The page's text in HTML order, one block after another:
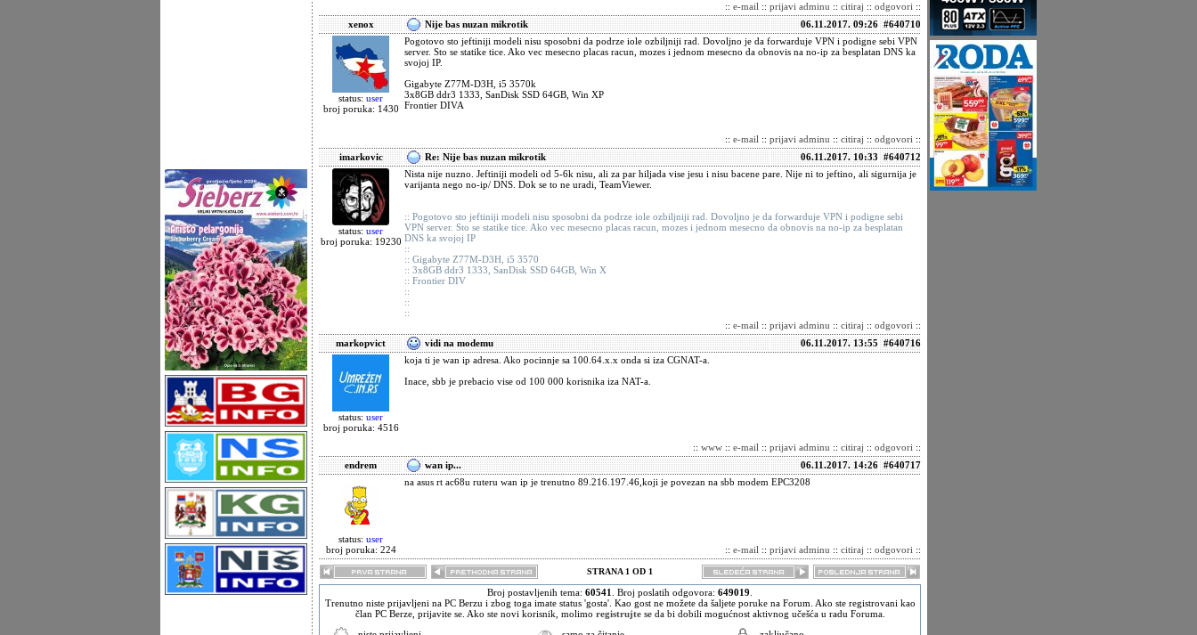
:: e-mail :: prijavi adminu :: citiraj :: odgovori ::
xenox
Nije bas nuzan mikrotik 06.11.2017. 09:26 #640710
status: user
broj poruka: 1430
Pogotovo sto jeftiniji modeli nisu sposobni da podrze iole ozbiljniji rad. Dovoljno je da forwarduje VPN i podigne sebi VPN
server. Sto se statike tice. Ako vec mesecno placas racun, mozes i jednom mesecno da obnovis na no-ip za besplatan DNS ka
svojoj IP.
Gigabyte Z77M-D3H, i5 3570k
3x8GB ddr3 1333, SanDisk SSD 64GB, Win XP
Frontier DIVA
:: e-mail :: prijavi adminu :: citiraj :: odgovori ::
imarkovic
Re: Nije bas nuzan mikrotik 06.11.2017. 10:33 #640712
status: user
broj poruka: 19230
Nista nije nuzno. Jeftiniji modeli od 5-6k nisu, ali za par hiljada vise jesu i nisu bacene pare. Nije ni to jeftino, ali sigurnija je
varijanta nego no-ip/ DNS. Dok se to ne uradi, TeamViewer.
:: Pogotovo sto jeftiniji modeli nisu sposobni da podrze iole ozbiljniji rad. Dovoljno je da forwarduje VPN i podigne sebi
VPN server. Sto se statike tice. Ako vec mesecno placas racun, mozes i jednom mesecno da obnovis na no-ip za besplatan
DNS ka svojoj IP
::
:: Gigabyte Z77M-D3H, i5 3570
:: 3x8GB ddr3 1333, SanDisk SSD 64GB, Win X
:: Frontier DIV
::
::
::
:: e-mail :: prijavi adminu :: citiraj :: odgovori ::
markopvict
vidi na modemu 06.11.2017. 13:55 #640716
status: user
broj poruka: 4516
koja ti je wan ip adresa. Ako pocinnje sa 100.64.x.x onda si iza CGNAT-a.
Inace, sbb je prebacio vise od 100 000 korisnika iza NAT-a.
:: www :: e-mail :: prijavi adminu :: citiraj :: odgovori ::
endrem
wan ip... 06.11.2017. 14:26 #640717
status: user
broj poruka: 224
na asus rt ac68u ruteru wan ip je trenutno 89.216.197.46,koji je povezan na sbb modem EPC3208
:: e-mail :: prijavi adminu :: citiraj :: odgovori ::
STRANA 1 OD 1
Broj postavljenih tema: 60541 . Broj poslatih odgovora: 649019
Trenutno niste prijavljeni na PC Berzu i zbog toga imate status 'gosta'. Kao gost ne možete da šaljete poruke na Forum. Ako ste registrovani kao
član PC Berze, prijavite se. Ako ste novi korisnik, molimo registrujtese da bi dobili mogućnost aktivnog učešća u radu Foruma.